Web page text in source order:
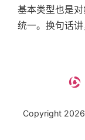
基本类型也是
统一。换句话
Copyright 2026